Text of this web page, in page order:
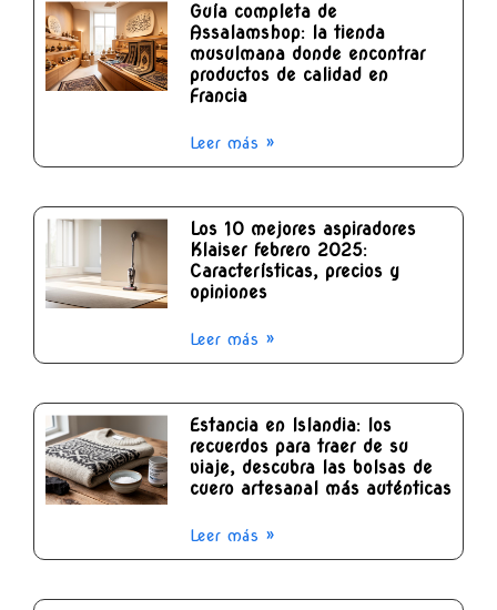
Guía completa de
Assalamshop: la tienda
musulmana donde encontrar
productos de calidad en
Francia
Leer más »
Los 10 mejores aspiradores
Klaiser febrero 2025:
Características, precios y
opiniones
Leer más »
Estancia en Islandia: los
recuerdos para traer de su
viaje, descubra las bolsas de
cuero artesanal más auténticas
Leer más »